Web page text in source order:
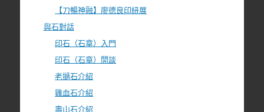
【刀暢神融】廖德良印紐展
與石對話
印石（石章）入門
印石（石章）閒談
老撾石介紹
雞血石介紹
壽山石介紹